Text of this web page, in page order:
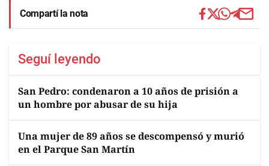
Compartí la nota
Seguí leyendo
San Pedro: condenaron a 10 años de prisión a
un hombre por abusar de su hija
Una mujer de 89 años se descompensó y murió
en el Parque San Martín